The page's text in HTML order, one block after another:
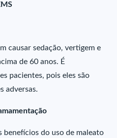
causar sedação, vertigem e
de 60 anos. É
pacientes, pois eles são
adversas.
benefícios do uso de maleato